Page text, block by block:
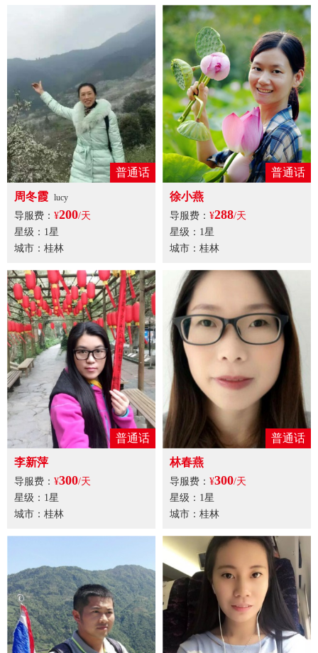
普通话
周冬霞 lucy
导服费： ¥200/天
星级：1星
城市：桂林
普通话
徐小燕
导服费： ¥288/天
星级：1星
城市：桂林
普通话
李新萍
导服费： ¥300/天
星级：1星
城市：桂林
普通话
林春燕
导服费： ¥300/天
星级：1星
城市：桂林